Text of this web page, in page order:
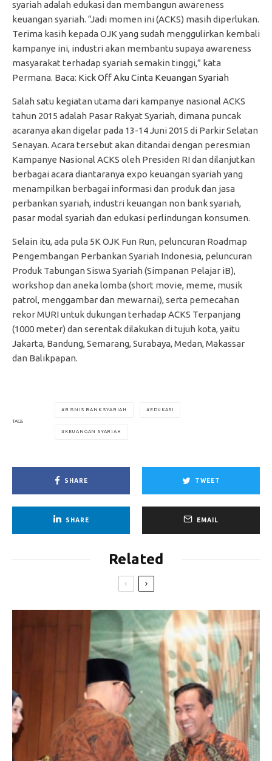
syariah adalah edukasi dan membangun awareness
keuangan syariah. “Jadi momen ini (ACKS) masih diperlukan.
Terima kasih kepada OJK yang sudah menggulirkan kembali
kampanye ini, industri akan membantu supaya awareness
masyarakat terhadap syariah semakin tinggi,” kata
Permana. Baca: Kick Off Aku Cinta Keuangan Syariah
Salah satu kegiatan utama dari kampanye nasional ACKS
tahun 2015 adalah Pasar Rakyat Syariah, dimana puncak
acaranya akan digelar pada 13-14 Juni 2015 di Parkir Selatan
Senayan. Acara tersebut akan ditandai dengan peresmian
Kampanye Nasional ACKS oleh Presiden RI dan dilanjutkan
berbagai acara diantaranya expo keuangan syariah yang
menampilkan berbagai informasi dan produk dan jasa
perbankan syariah, industri keuangan non bank syariah,
pasar modal syariah dan edukasi perlindungan konsumen.
Selain itu, ada pula 5K OJK Fun Run, peluncuran Roadmap
Pengembangan Perbankan Syariah Indonesia, peluncuran
Produk Tabungan Siswa Syariah (Simpanan Pelajar iB),
workshop dan aneka lomba (short movie, meme, musik
patrol, menggambar dan mewarnai), serta pemecahan
rekor MURI untuk dukungan terhadap ACKS Terpanjang
(1000 meter) dan serentak dilakukan di tujuh kota, yaitu
Jakarta, Bandung, Semarang, Surabaya, Medan, Makassar
dan Balikpapan.
TAGS
BISNIS BANK SYARIAH EDUKASI
KEUANGAN SYARIAH
SHARE TWEET
SHARE EMAIL
Related